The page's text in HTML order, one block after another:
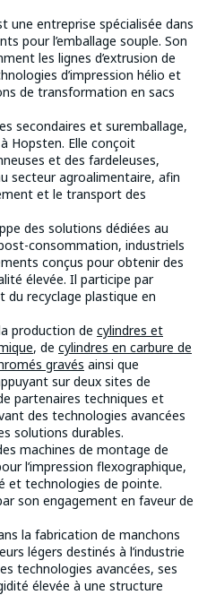
une entreprise spécialisée dans
pour l’emballage souple. Son
les lignes d’extrusion de
d’impression hélio et
de transformation en sacs
secondaires et suremballage,
Hopsten. Elle conçoit
et des fardeleuses,
secteur agroalimentaire, afin
et le transport des
des solutions dédiées au
consommation, industriels
conçus pour obtenir des
élevée. Il participe par
du recyclage plastique en
production de cylindres et
, de cylindres en carbure de
gravés ainsi que
sur deux sites de
partenaires techniques et
des technologies avancées
solutions durables.
machines de montage de
l’impression flexographique,
et technologies de pointe.
son engagement en faveur de
la fabrication de manchons
légers destinés à l’industrie
technologies avancées, ses
élevée à une structure